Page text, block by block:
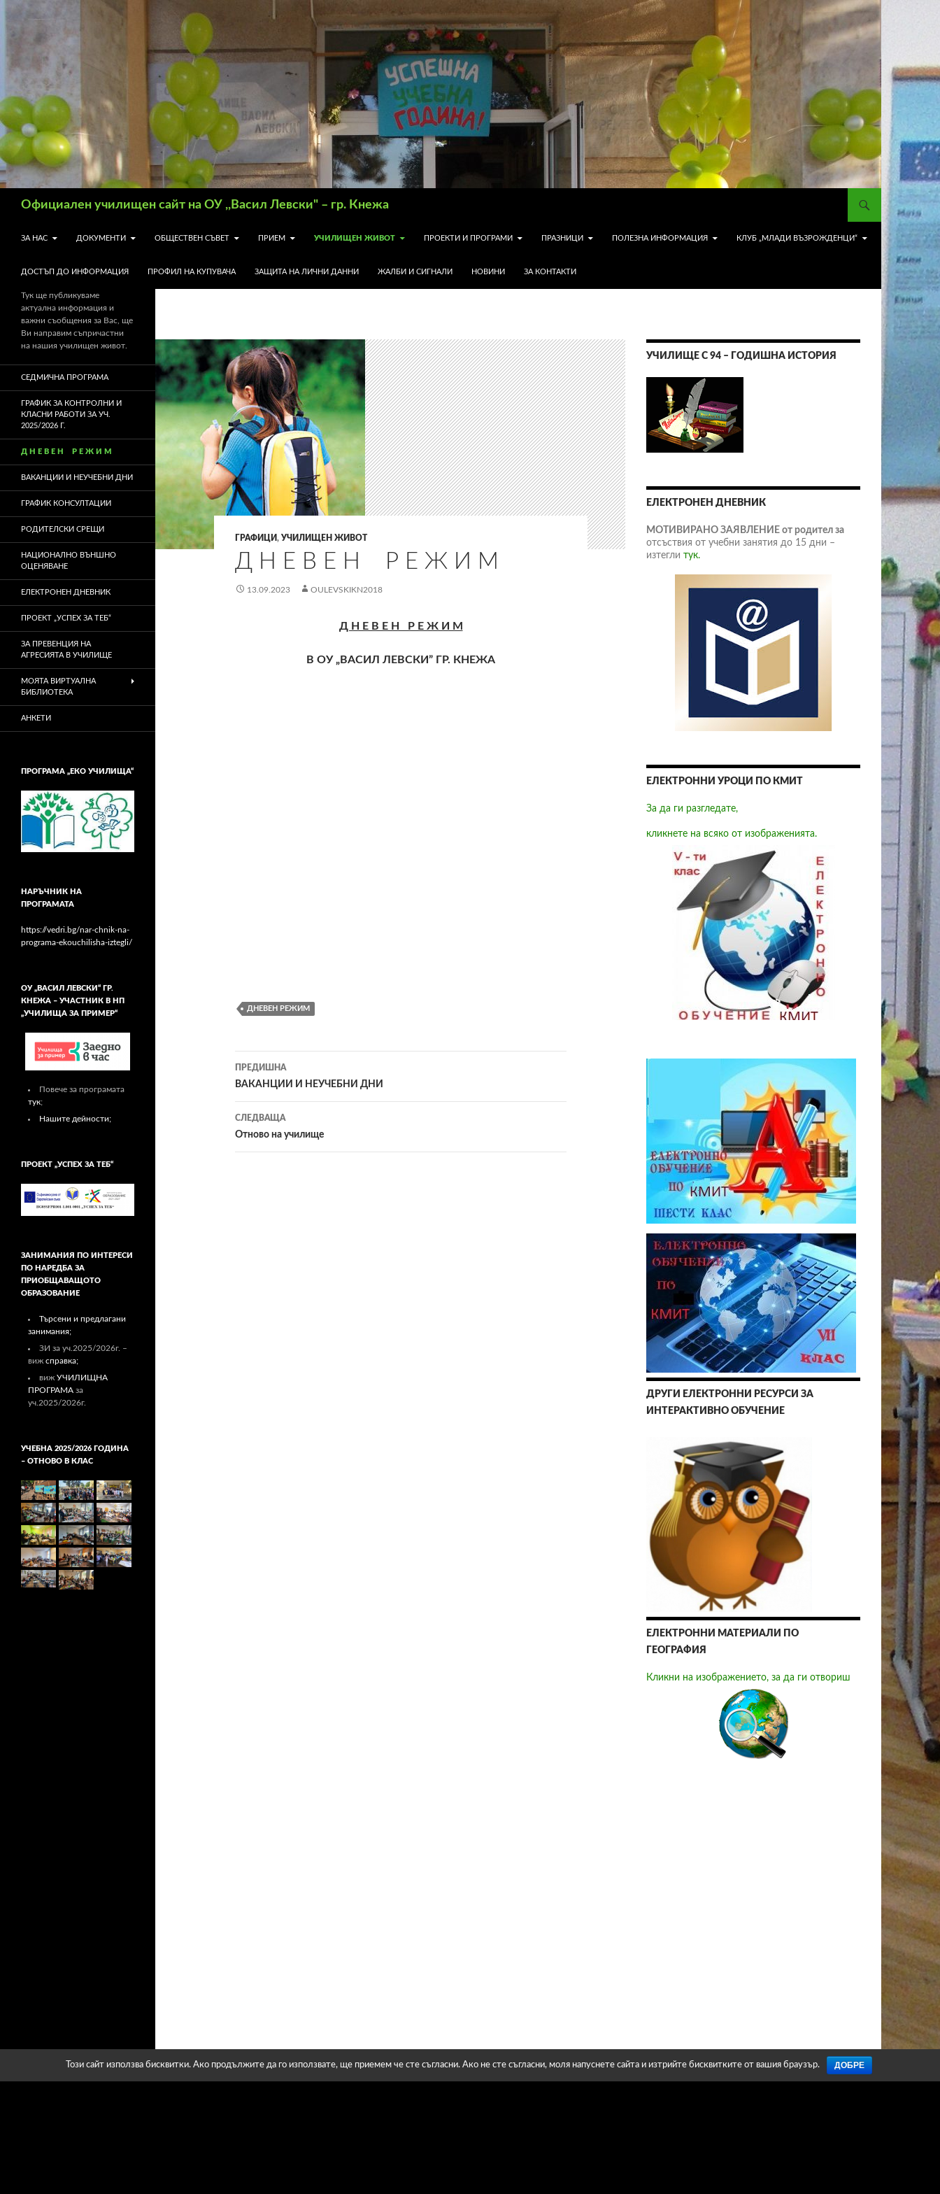
Официален училищен сайт на ОУ ,,Васил Левски" – гр. Кнежа
ЗА НАС
ДОКУМЕНТИ ОБЩЕСТВЕН СЪВЕТ ПРИЕМ УЧИЛИЩЕН ЖИВОТ ПРОЕКТИ И ПРОГРАМИ ПРАЗНИЦИ ПОЛЕЗНА ИНФОРМАЦИЯ КЛУБ „МЛАДИ ВЪЗРОЖДЕНЦИ“
ДОСТЪП ДО ИНФОРМАЦИЯ ПРОФИЛ НА КУПУВАЧА ЗАЩИТА НА ЛИЧНИ ДАННИ ЖАЛБИ И СИГНАЛИ НОВИНИ ЗА КОНТАКТИ
ГРАФИЦИ, УЧИЛИЩЕН ЖИВОТ
Д Н Е В Е Н Р Е Ж И М
13.09.2023 OULEVSKIKN2018
Д Н Е В Е Н Р Е Ж И М
В ОУ „ВАСИЛ ЛЕВСКИ” ГР. КНЕЖА
ДНЕВЕН РЕЖИМ
Навигация
в
публикациите
ПРЕДИШНА
ВАКАНЦИИ И НЕУЧЕБНИ ДНИ
СЛЕДВАЩА
Отново на училище
УЧИЛИЩЕ С 94 – ГОДИШНА ИСТОРИЯ
ЕЛЕКТРОНЕН ДНЕВНИК
МОТИВИРАНО ЗАЯВЛЕНИЕ от родител за
отсъствия от учебни занятия до 15 дни –
изтегли тук.
ЕЛЕКТРОННИ УРОЦИ ПО КМИТ
За да ги разгледате,
кликнете на всяко от изображенията.
ДРУГИ ЕЛЕКТРОННИ РЕСУРСИ ЗА
ИНТЕРАКТИВНО ОБУЧЕНИЕ
ЕЛЕКТРОННИ МАТЕРИАЛИ ПО
ГЕОГРАФИЯ
Кликни на изображението, за да ги отвориш
Тук ще публикуваме
актуална информация и
важни съобщения за Вас, ще
Ви направим съпричастни
на нашия училищен живот.
СЕДМИЧНА ПРОГРАМА
ГРАФИК ЗА КОНТРОЛНИ И
КЛАСНИ РАБОТИ ЗА УЧ.
2025/2026 Г.
Д Н Е В Е Н Р Е Ж И М
ВАКАНЦИИ И НЕУЧЕБНИ ДНИ
ГРАФИК КОНСУЛТАЦИИ
РОДИТЕЛСКИ СРЕЩИ
НАЦИОНАЛНО ВЪНШНО
ОЦЕНЯВАНЕ
ЕЛЕКТРОНЕН ДНЕВНИК
ПРОЕКТ „УСПЕХ ЗА ТЕБ“
ЗА ПРЕВЕНЦИЯ НА
АГРЕСИЯТА В УЧИЛИЩЕ
МОЯТА ВИРТУАЛНА
БИБЛИОТЕКА
АНКЕТИ
ПРОГРАМА „ЕКО УЧИЛИЩА“
НАРЪЧНИК НА
ПРОГРАМАТА
https://vedri.bg/nar-chnik-na-
programa-ekouchilisha-iztegli/
ОУ „ВАСИЛ ЛЕВСКИ“ ГР.
КНЕЖА – УЧАСТНИК В НП
„УЧИЛИЩА ЗА ПРИМЕР“
Повече за програмата
тук;
Нашите дейности;
ПРОЕКТ „УСПЕХ ЗА ТЕБ“
ЗАНИМАНИЯ ПО ИНТЕРЕСИ
ПО НАРЕДБА ЗА
ПРИОБЩАВАЩОТО
ОБРАЗОВАНИЕ
Търсени и предлагани
занимания;
ЗИ за уч.2025/2026г. –
виж справка;
виж УЧИЛИЩНА
ПРОГРАМА за
уч.2025/2026г.
УЧЕБНА 2025/2026 ГОДИНА
– ОТНОВО В КЛАС
Този сайт използва бисквитки. Ако продължите да го използвате, ще приемем че сте съгласни. Ако не сте съгласни, моля напуснете сайта и изтрийте бисквитките от вашия браузър. ДОБРЕ